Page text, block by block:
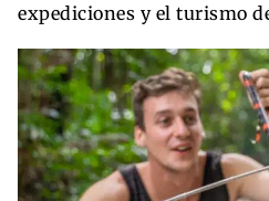
expediciones y el turismo